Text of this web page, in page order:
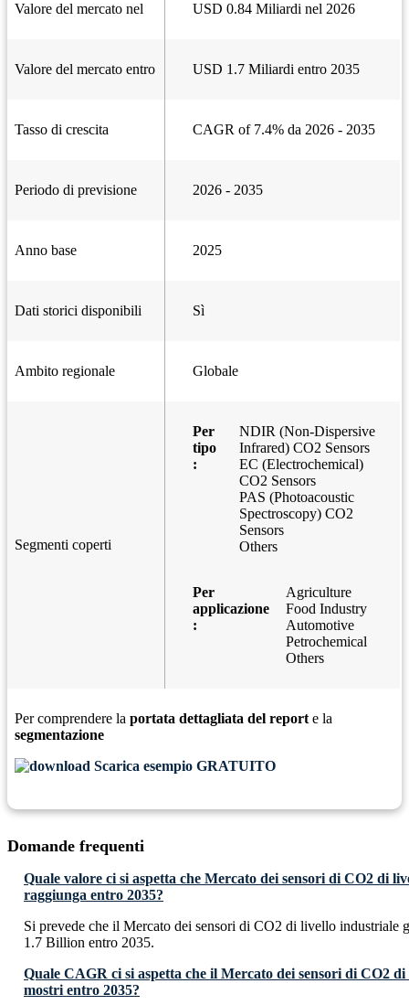
Valore del mercato nel USD 0.84 Miliardi nel 2026
Valore del mercato entro USD 1.7 Miliardi entro 2035
Tasso di crescita CAGR of 7.4% da 2026 - 2035
Periodo di previsione 2026 - 2035
Anno base 2025
Dati storici disponibili Sì
Ambito regionale Globale
Segmenti coperti
Per
tipo
:
NDIR (Non-Dispersive
Infrared) CO2 Sensors
EC (Electrochemical)
CO2 Sensors
PAS (Photoacoustic
Spectroscopy) CO2
Sensors
Others
Per
applicazione
:
Agriculture
Food Industry
Automotive
Petrochemical
Others
Per comprendere la portata dettagliata del report e la
segmentazione
Scarica esempio GRATUITO
Domande frequenti
Quale valore ci si aspetta che Mercato dei sensori di CO2 di
raggiunga entro 2035?
Si prevede che il Mercato dei sensori di CO2 di livello industriale
1.7 Billion entro 2035.
Quale CAGR ci si aspetta che il Mercato dei sensori di CO2
mostri entro 2035?